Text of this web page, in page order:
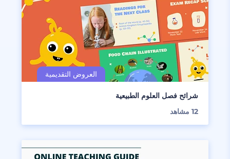
شرائح فصل العلوم الطبيعية
12 مشاهد